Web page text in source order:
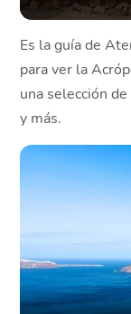
Es la guía de
para ver la
una selección
y más.